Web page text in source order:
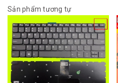
Sản phẩm tương tự